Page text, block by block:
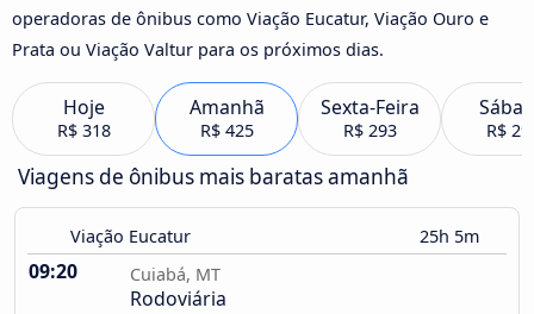
operadoras de ônibus como Viação Eucatur, Viação Ouro e
Prata ou Viação Valtur para os próximos dias.
Hoje
R$ 318
Amanhã
R$ 425
Sexta-Feira
R$ 293 R$
Viagens de ônibus mais baratas amanhã
Viação Eucatur 25h 5m
09:20 Cuiabá, MT
Rodoviária